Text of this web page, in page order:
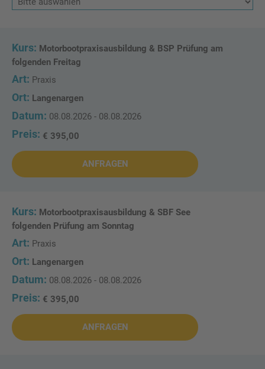
Motorbootpraxisausbildung & BSP Prüfung am
folgenden Freitag
Praxis
Langenargen
08.08.2026 - 08.08.2026
€ 395,00
ANFRAGEN
Motorbootpraxisausbildung & SBF See
folgenden Prüfung am Sonntag
Praxis
Langenargen
08.08.2026 - 08.08.2026
€ 395,00
ANFRAGEN